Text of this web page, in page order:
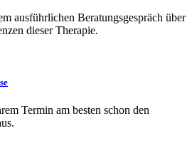
ausführlichen Beratungsgespräch über
dieser Therapie.
Termin am besten schon den